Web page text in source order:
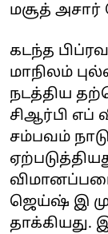
மசூத் அசார்
கடந்த
மாநிலம்
நடத்திய
சிஆர்பி
சம்பவம்
ஜெய்ஷ் இ
தாக்கியது.